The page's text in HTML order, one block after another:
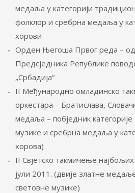
медаља у категорији
фолклор и сребрна медаља у
хорови
Орден Његоша Првог реда –
Предсједника Републике
„Србадија“
II Међународно омладинско
оркестара – Братислава,
медаља – побједник
музике и сребрна медаља у
хорова)
II Свјетско такмичење
јули 2011. (двије златне
световне музике)